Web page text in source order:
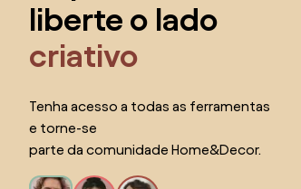
liberte o lado
criativo
Tenha acesso a todas as ferramentas
e torne-se
parte da comunidade Home&Decor.